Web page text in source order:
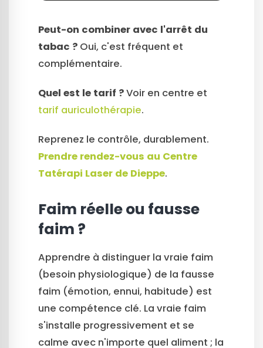
Peut-on combiner avec l'arrêt du
tabac ? Oui, c'est fréquent et
complémentaire.
Quel est le tarif ?Voir en centre et
tarif auriculothérapie.
Reprenez le contrôle, durablement.
Prendre rendez-vous au Centre
Tatérapi Laser de Dieppe.
Faim réelle ou fausse
faim ?
Apprendre à distinguer la vraie faim
(besoin physiologique) de la fausse
faim (émotion, ennui, habitude) est
une compétence clé. La vraie faim
s'installe progressivement et se
calme avec n'importe quel aliment ; la